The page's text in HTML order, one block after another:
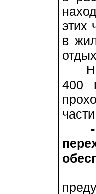
этих
в
На
400
-